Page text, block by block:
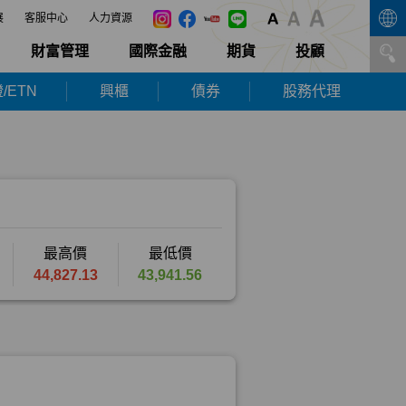
客服中心 人力資源
財富管理 國際金融 期貨 投顧
ETN 興櫃 債券 股務代理